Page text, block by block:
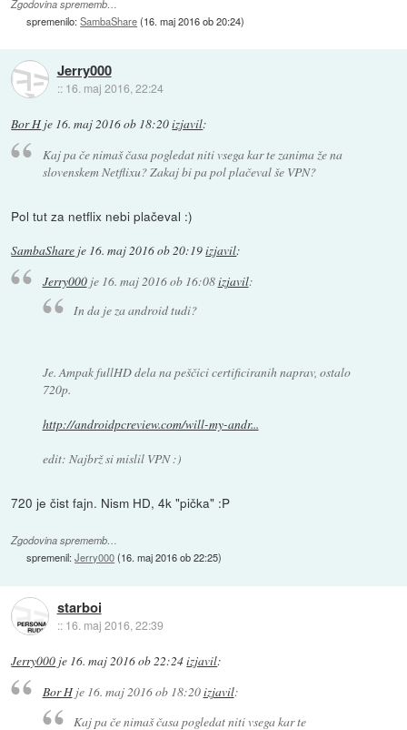
Zgodovina sprememb…
spremenilo:SambaShare(16. maj 2016 ob 20:24)
Jerry000
:: 16. maj 2016, 22:24
Bor H je 16. maj 2016 ob 18:20izjavil:
Kaj pa če nimaš časa pogledat niti vsega kar te zanima že na
slovenskem Netflixu? Zakaj bi pa pol plačeval še VPN?
Pol tut za netflix nebi plačeval :)
SambaShare je 16. maj 2016 ob 20:19izjavil:
Jerry000je 16. maj 2016 ob 16:08izjavil:
In da je za android tudi?
Je. Ampak fullHD dela na peščici certificiranih naprav, ostalo
720p.
http://androidpcreview.com/will-my-andr...
edit: Najbrž si mislil VPN :)
720 je čist fajn. Nism HD, 4k "pička" :P
Zgodovina sprememb…
spremenil:Jerry000(16. maj 2016 ob 22:25)
starboi
:: 16. maj 2016, 22:39
Jerry000 je 16. maj 2016 ob 22:24izjavil:
Bor Hje 16. maj 2016 ob 18:20izjavil:
Kaj pa če nimaš časa pogledat niti vsega kar te